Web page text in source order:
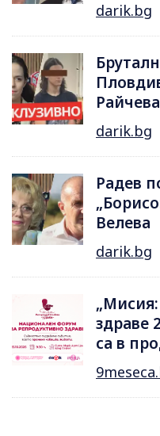
darik.bg
Райчева
darik.bg
Радев
Велева
darik.bg
здраве
са в